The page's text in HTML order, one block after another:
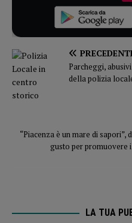
Parcheggi,
della polizia
“Piacenza è un mare di sapori”,
gusto per promuovere
LA TUA